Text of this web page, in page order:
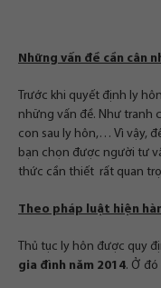
Những vấn đề cần cân
Trước khi quyết định ly
những vấn đề. Như tranh
con sau ly hôn,… Vì vậy,
bạn chọn được người tư
thức cần thiết rất quan
Theo pháp luật hiện
Thủ tục ly hôn được quy
gia đình năm 2014. Ở